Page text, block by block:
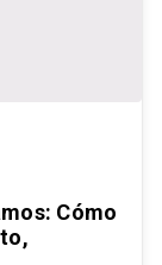
Cómo